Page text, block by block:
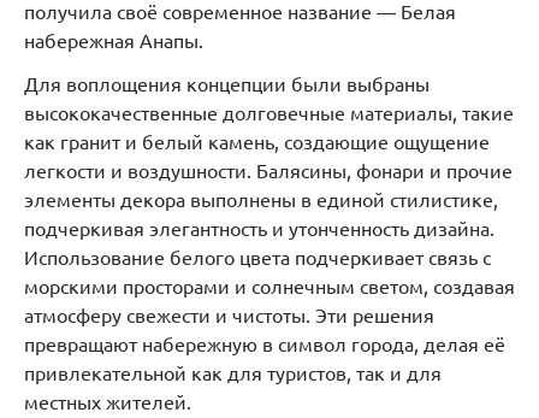
получила своё современное название — Белая
набережная Анапы.
Для воплощения концепции были выбраны
высококачественные долговечные материалы, такие
как гранит и белый камень, создающие ощущение
легкости и воздушности. Балясины, фонари и прочие
элементы декора выполнены в единой стилистике,
подчеркивая элегантность и утонченность дизайна.
Использование белого цвета подчеркивает связь с
морскими просторами и солнечным светом, создавая
атмосферу свежести и чистоты. Эти решения
превращают набережную в символ города, делая её
привлекательной как для туристов, так и для
местных жителей.